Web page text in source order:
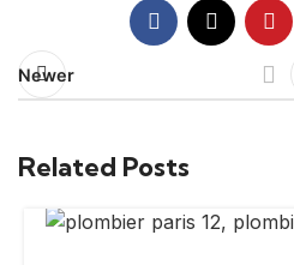
Newer
Related Posts